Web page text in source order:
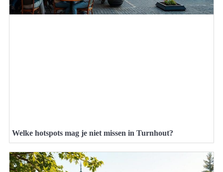
Welke hotspots mag je niet missen in Turnhout?